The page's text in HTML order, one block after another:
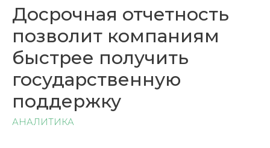
Досрочная отчетность
позволит компаниям
быстрее получить
государственную
поддержку
АНАЛИТИКА